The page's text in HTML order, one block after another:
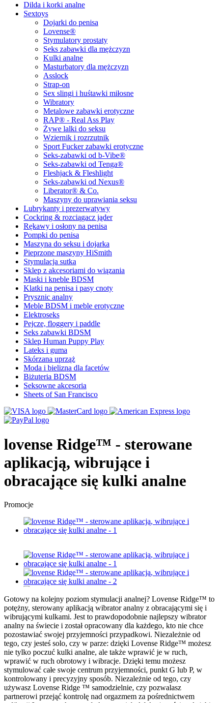
Dilda i korki analne
Sextoys
Dojarki do penisa
Lovense®
Stymulatory prostaty
Seks zabawki dla mężczyzn
Kulki analne
Masturbatory dla mężczyzn
Asslock
Strap-on
Sex slingi i huśtawki miłosne
Wibratory
Metalowe zabawki erotyczne
RAP® - Real Ass Play
Żywe lalki do seksu
Wziernik i rozrzutnik
Sport Fucker zabawki erotyczne
Seks-zabawki od b-Vibe®
Seks-zabawki od Tenga®
Fleshjack & Fleshlight
Seks-zabawki od Nexus®
Liberator® & Co.
Maszyny do uprawiania seksu
Lubrykanty i prezerwatywy
Cockring & rozciągacz jąder
Rękawy i osłony na penisa
Pompki do penisa
Maszyna do seksu i dojarka
Pieprzone maszyny HiSmith
Stymulacja sutka
Sklep z akcesoriami do wiązania
Maski i kneble BDSM
Klatki na penisa i pasy cnoty
Prysznic analny
Meble BDSM i meble erotyczne
Elektroseks
Pejcze, floggery i paddle
Seks zabawki BDSM
Sklep Human Puppy Play
Lateks i guma
Skórzana uprząż
Moda i bielizna dla facetów
Biżuteria BDSM
Seksowne akcesoria
Sheets of San Francisco
lovense Ridge™ - sterowane
aplikacją, wibrujące i
obracające się kulki analne
Promocje
Gotowy na kolejny poziom stymulacji analnej? Lovense Ridge™ to
potężny, sterowany aplikacją wibrator analny z obracającymi się i
wibrującymi kulkami. Jest to prawdopodobnie najlepszy wibrator
analny na świecie i został opracowany dla każdego, kto nie chce
pozostawiać swojej przyjemności przypadkowi. Niezależnie od
tego, czy jesteś solo, czy w parze: dzięki Lovense Ridge™ możesz
nie tylko poczuć kulki analne, ale także wprawić je w ruch,
wprawić w ruch obrotowy i wibracje. Dzięki temu możesz
stymulować całe swoje centrum przyjemności, punkt G lub P, w
kontrolowany i precyzyjny sposób. Niezależnie od tego, czy
używasz Lovense Ridge ™ samodzielnie, czy pozwalasz
partnerowi przejąć kontrolę nad orgazmem za pośrednictwem